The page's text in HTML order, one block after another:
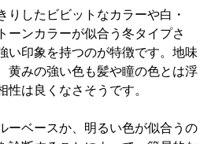
したビビットなカラーや白・
ーンカラーが似合う冬タイプさ
い印象を持つのが特徴です。地味
黄みの強い色も髪や瞳の色とは浮
性は良くなさそうです。
ーベースか、明るい色が似合うの